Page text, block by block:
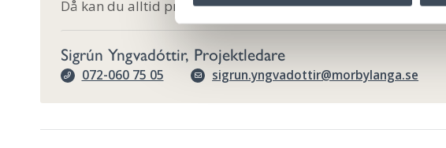
e
s
a
Då kan du alltid prata med vår projektledare, Sigrún.
Sigrún Yngvadóttir, Projektledare
072-060 75 05 sigrun.yngvadottir@morbylanga.se